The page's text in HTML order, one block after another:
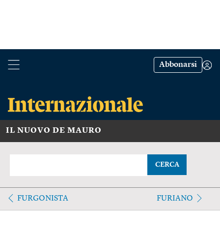
Abbonarsi
IL NUOVO DE MAURO
CERCA
FURGONISTA FURIANO